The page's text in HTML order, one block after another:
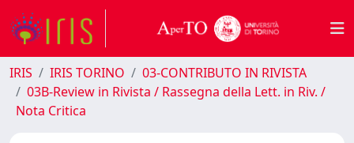
IRIS IRIS TORINO
03-CONTRIBUTO IN RIVISTA
03B-Review in Rivista / Rassegna della Lett. in Riv. /
Nota Critica